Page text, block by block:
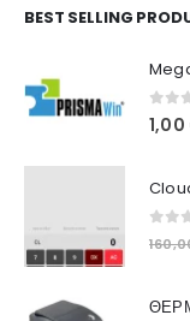
BEST SELLING
01,00
Ο Λογαριασμός
Στοιχεία λογαριασμού
Παραγγελίες
Πληροφορίες
Ποιοι Είμαστε
Γιατί Εμάς